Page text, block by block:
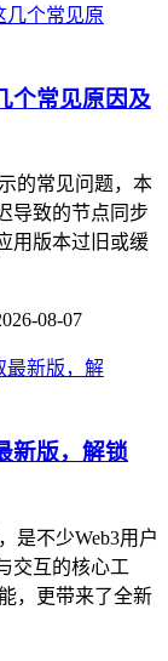
个常见原因及
的常见问题，本
导致的节点同步
用版本过旧或缓
08-07
新版，解锁
是不少Web3用户
交互的核心工
，更带来了全新